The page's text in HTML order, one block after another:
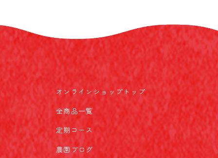
オンラインショップトップ
全商品一覧
定期コース
農園ブログ